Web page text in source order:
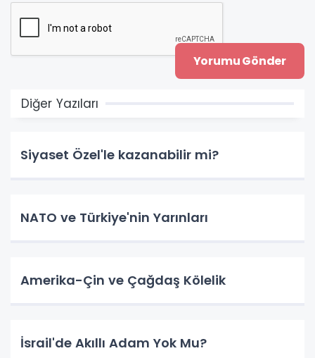
Diğer Yazıları
Siyaset Özel'le kazanabilir mi?
NATO ve Türkiye'nin Yarınları
Amerika-Çin ve Çağdaş Kölelik
İsrail'de Akıllı Adam Yok Mu?